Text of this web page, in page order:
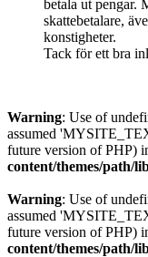
betala ut pengar.
skattebetalare,
konstigheter.
Tack för ett bra
Warning: Use of
assumed
future version of PHP)
content/themes/path/
Warning: Use of
assumed
future version of PHP)
content/themes/path/